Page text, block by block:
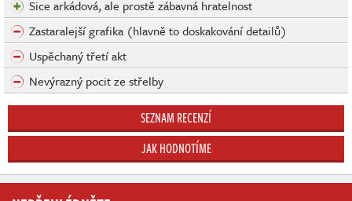
Sice arkádová, ale prostě zábavná hratelnost
Zastaralejší grafika (hlavně to doskakování detailů)
Uspěchaný třetí akt
Nevýrazný pocit ze střelby
SEZNAM RECENZÍ
JAK HODNOTÍME